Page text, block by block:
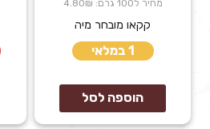
מחיר ל100 גרם: 4.80₪
קקאו מובחר מיה
1 במלאי
הוספה לסל